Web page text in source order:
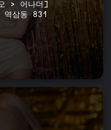
> 어나더]
역삼동 831